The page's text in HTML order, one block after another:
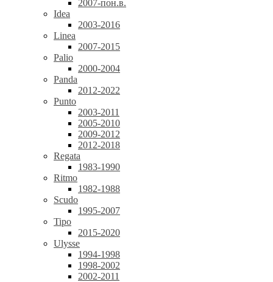
2007-пон.в.
Idea
2003-2016
Linea
2007-2015
Palio
2000-2004
Panda
2012-2022
Punto
2003-2011
2005-2010
2009-2012
2012-2018
Regata
1983-1990
Ritmo
1982-1988
Scudo
1995-2007
Tipo
2015-2020
Ulysse
1994-1998
1998-2002
2002-2011